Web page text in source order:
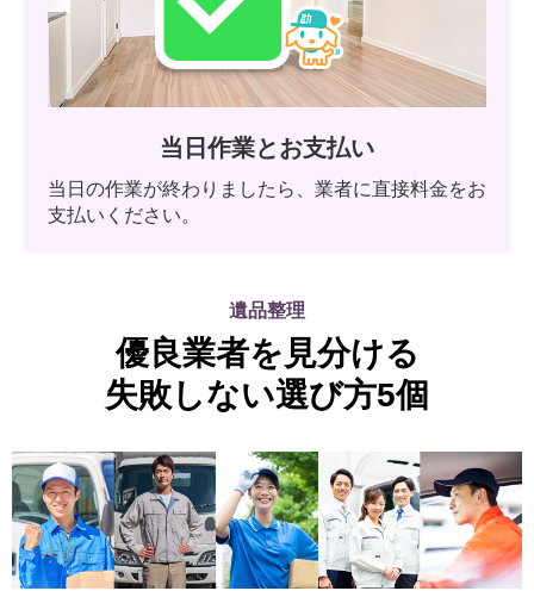
当日作業とお支払い
当日の作業が終わりましたら、業者に直接料金をお
支払いください。
遺品整理
優良業者を見分ける
失敗しない選び方5個